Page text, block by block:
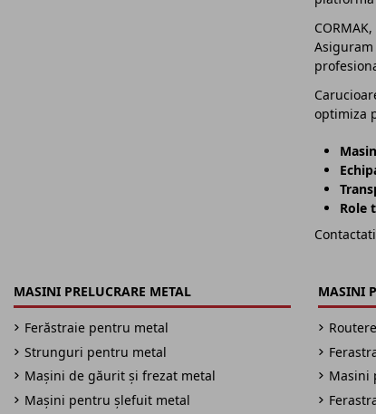
optimiza
Role
MASINI PRELUCRARE METAL
Ferăstraie pentru metal
Strunguri pentru metal
Mașini de găurit și frezat metal
Mașini pentru șlefuit metal
MASINI
Masini